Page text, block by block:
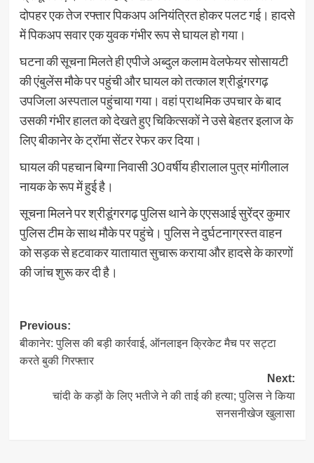
दोपहर एक तेज रफ्तार पिकअप अनियंत्रित होकर पलट गई। हादसे
में पिकअप सवार एक युवक गंभीर रूप से घायल हो गया।
घटना की सूचना मिलते ही एपीजे अब्दुल कलाम वेलफेयर सोसायटी
की एंबुलेंस मौके पर पहुंची और घायल को तत्काल श्रीडूंगरगढ़
उपजिला अस्पताल पहुंचाया गया। वहां प्राथमिक उपचार के बाद
उसकी गंभीर हालत को देखते हुए चिकित्सकों ने उसे बेहतर इलाज के
लिए बीकानेर के ट्रॉमा सेंटर रेफर कर दिया।
घायल की पहचान बिग्गा निवासी 30 वर्षीय हीरालाल पुत्र मांगीलाल
नायक के रूप में हुई है।
सूचना मिलने पर श्रीडूंगरगढ़ पुलिस थाने के एएसआई सुरेंद्र कुमार
पुलिस टीम के साथ मौके पर पहुंचे। पुलिस ने दुर्घटनाग्रस्त वाहन
को सड़क से हटवाकर यातायात सुचारू कराया और हादसे के कारणों
की जांच शुरू कर दी है।
Post
navigation
Previous:
बीकानेर: पुलिस की बड़ी कार्रवाई, ऑनलाइन क्रिकेट मैच पर सट्टा
करते बुकी गिरफ्तार
Next:
चांदी के कड़ों के लिए भतीजे ने की ताई की हत्या; पुलिस ने किया
सनसनीखेज खुलासा